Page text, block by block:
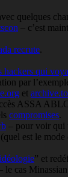
quelques
– c’est
recrute.
hackers qui
par
et
ASSA
compromises.
– pour voir qui
est le mode
” et
le cas